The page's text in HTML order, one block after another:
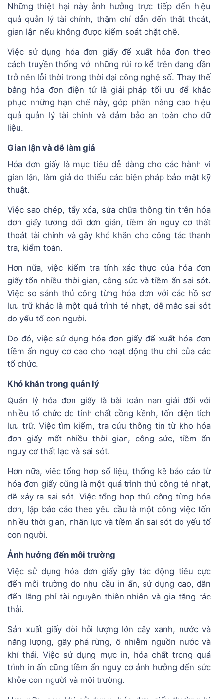
Những thiệt hại này ảnh hưởng trực tiếp đến hiệu
quả quản lý tài chính, thậm chí dẫn đến thất thoát,
gian lận nếu không được kiểm soát chặt chẽ.
Việc sử dụng hóa đơn giấy để xuất hóa đơn theo
cách truyền thống với những rủi ro kể trên đang dần
trở nên lỗi thời trong thời đại công nghệ số. Thay thế
bằng hóa đơn điện tử là giải pháp tối ưu để khắc
phục những hạn chế này, góp phần nâng cao hiệu
quả quản lý tài chính và đảm bảo an toàn cho dữ
liệu.
Gian lận và dễ làm giả
Hóa đơn giấy là mục tiêu dễ dàng cho các hành vi
gian lận, làm giả do thiếu các biện pháp bảo mật kỹ
thuật.
Việc sao chép, tẩy xóa, sửa chữa thông tin trên hóa
đơn giấy tương đối đơn giản, tiềm ẩn nguy cơ thất
thoát tài chính và gây khó khăn cho công tác thanh
tra, kiểm toán.
Hơn nữa, việc kiểm tra tính xác thực của hóa đơn
giấy tốn nhiều thời gian, công sức và tiềm ẩn sai sót.
Việc so sánh thủ công từng hóa đơn với các hồ sơ
lưu trữ khác là một quá trình tẻ nhạt, dễ mắc sai sót
do yếu tố con người.
Do đó, việc sử dụng hóa đơn giấy để xuất hóa đơn
tiềm ẩn nguy cơ cao cho hoạt động thu chi của các
tổ chức.
Khó khăn trong quản lý
Quản lý hóa đơn giấy là bài toán nan giải đối với
nhiều tổ chức do tính chất cồng kềnh, tốn diện tích
lưu trữ. Việc tìm kiếm, tra cứu thông tin từ kho hóa
đơn giấy mất nhiều thời gian, công sức, tiềm ẩn
nguy cơ thất lạc và sai sót.
Hơn nữa, việc tổng hợp số liệu, thống kê báo cáo từ
hóa đơn giấy cũng là một quá trình thủ công tẻ nhạt,
dễ xảy ra sai sót. Việc tổng hợp thủ công từng hóa
đơn, lập báo cáo theo yêu cầu là một công việc tốn
nhiều thời gian, nhân lực và tiềm ẩn sai sót do yếu tố
con người.
Ảnh hưởng đến môi trường
Việc sử dụng hóa đơn giấy gây tác động tiêu cực
đến môi trường do nhu cầu in ấn, sử dụng cao, dẫn
đến lãng phí tài nguyên thiên nhiên và gia tăng rác
thải.
Sản xuất giấy đòi hỏi lượng lớn cây xanh, nước và
năng lượng, gây phá rừng, ô nhiễm nguồn nước và
khí thải. Việc sử dụng mực in, hóa chất trong quá
trình in ấn cũng tiềm ẩn nguy cơ ảnh hưởng đến sức
khỏe con người và môi trường.